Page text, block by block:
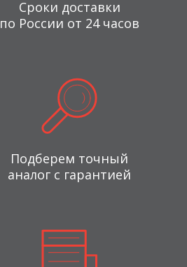
Сроки доставки
по России от 24 часов
Подберем точный
аналог с гарантией